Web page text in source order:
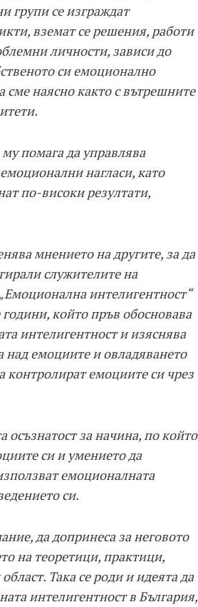
групи се изграждат
вземат се решения, работи
личности, зависи до
си емоционално
сме наясно както с вътрешните
помага да управлява
нагласи, като
по-високи резултати,
мнението на другите, за да
служителите на
интелигентност“
който пръв обосновава
интелигентност и изяснява
над емоциите и овладяването
контролират емоциите си чрез
осъзнатост за начина, по който
си и умението да
емоционалната
си.
да допринеса за неговото
на теоретици, практици,
Така се роди и идеята да
интелигентност в България,